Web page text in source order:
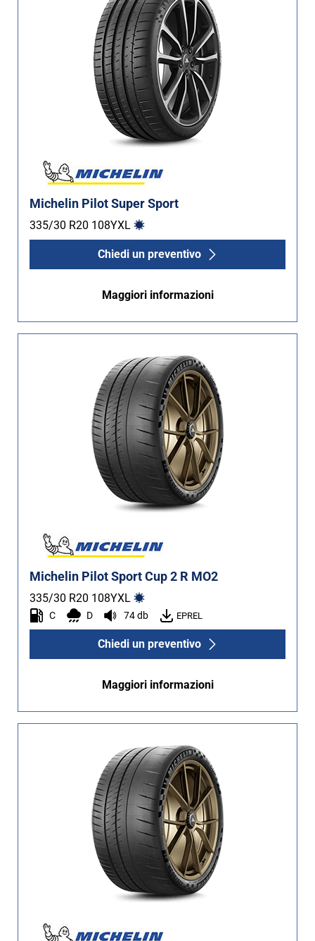
Michelin Pilot Super Sport
335/30 R20 108YXL
Chiedi un preventivo
Maggiori informazioni
Michelin Pilot Sport Cup 2 R MO2
335/30 R20 108YXL
C D 74 db EPREL
Chiedi un preventivo
Maggiori informazioni